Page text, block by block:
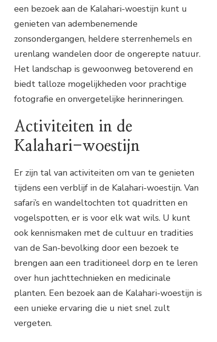
een bezoek aan de Kalahari-woestijn kunt u
genieten van adembenemende
zonsondergangen, heldere sterrenhemels en
urenlang wandelen door de ongerepte natuur.
Het landschap is gewoonweg betoverend en
biedt talloze mogelijkheden voor prachtige
fotografie en onvergetelijke herinneringen.
Activiteiten in de
Kalahari-woestijn
Er zijn tal van activiteiten om van te genieten
tijdens een verblijf in de Kalahari-woestijn. Van
safari’s en wandeltochten tot quadritten en
vogelspotten, er is voor elk wat wils. U kunt
ook kennismaken met de cultuur en tradities
van de San-bevolking door een bezoek te
brengen aan een traditioneel dorp en te leren
over hun jachttechnieken en medicinale
planten. Een bezoek aan de Kalahari-woestijn is
een unieke ervaring die u niet snel zult
vergeten.